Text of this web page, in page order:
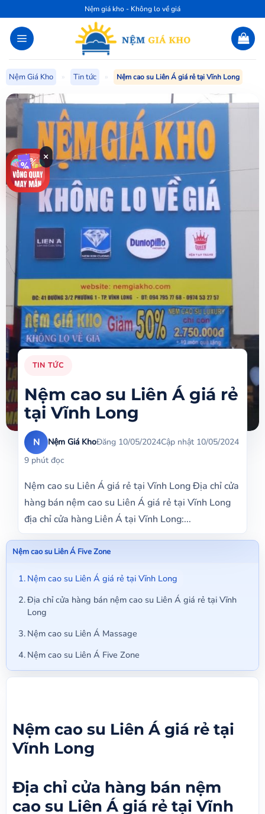
qua
nội
dung
Nệm giá kho - Không lo về giá
Nệm Giá Kho » Tin tức » Nệm cao su Liên Á giá rẻ tại Vĩnh Long
TIN TỨC
Nệm cao su Liên Á giá rẻ
tại Vĩnh Long
N Nệm Giá KhoĐăng 10/05/2024Cập nhật 10/05/2024
9 phút đọc
Nệm cao su Liên Á giá rẻ tại Vĩnh Long Địa chỉ cửa
hàng bán nệm cao su Liên Á giá rẻ tại Vĩnh Long
địa chỉ cửa hàng Liên Á tại Vĩnh Long:...
Nệm cao su Liên Á Five Zone
Nệm cao su Liên Á giá rẻ tại Vĩnh Long
Địa chỉ cửa hàng bán nệm cao su Liên Á giá rẻ tại Vĩnh
Long
Nệm cao su Liên Á Massage
Nệm cao su Liên Á Five Zone
Nệm cao su Liên Á giá rẻ tại
Vĩnh Long
Địa chỉ cửa hàng bán nệm
cao su Liên Á giá rẻ tại Vĩnh
×